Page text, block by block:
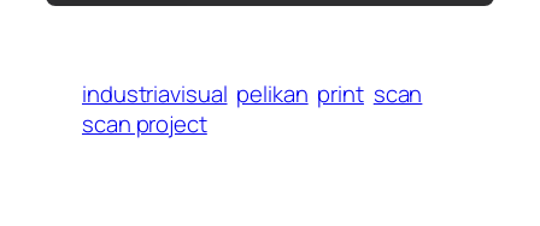
industriavisual pelikan print scan
scan project